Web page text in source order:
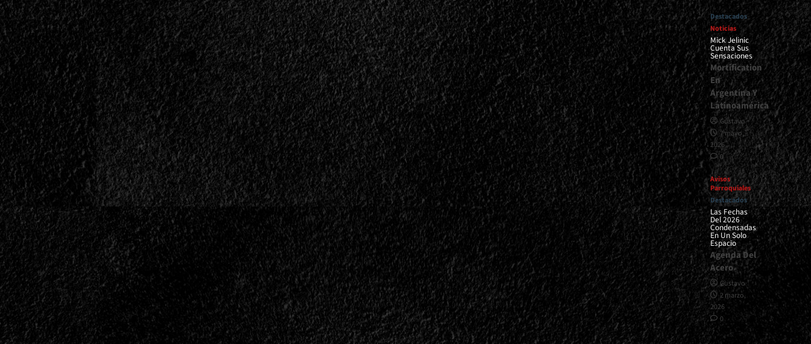
Destacados
Noticias
Mick Jelinic
Cuenta Sus
Sensaciones
Mortification
En
Argentina Y
Latinoamérica
Gustavo
7 mayo,
2026
0
Avisos
Parroquiales
Destacados
Las Fechas
Del 2026
Condensadas
En Un Solo
Espacio
Agenda Del
Acero
Gustavo
2 marzo,
2026
0